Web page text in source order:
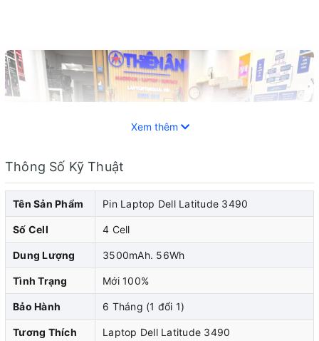
Pin laptop Dell đóng vai trò quan trọng trong việc cung
cấp năng lượng cho laptop dell của bạn. Khi pin laptop
Xem thêm
Thông Số Kỹ Thuật
Tên Sản Phẩm Pin Laptop Dell Latitude 3490
Số Cell 4 Cell
Dung Lượng 3500mAh. 56Wh
Tình Trạng Mới 100%
Bảo Hành 6 Tháng (1 đổi 1)
Tương Thích Laptop Dell Latitude 3490